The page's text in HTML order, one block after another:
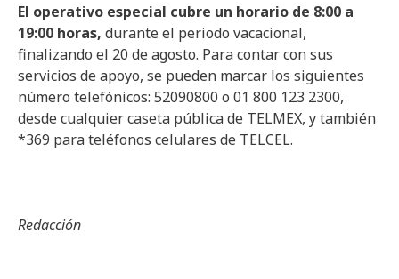
El operativo especial cubre un horario de 8:00 a
19:00 horas, durante el periodo vacacional,
finalizando el 20 de agosto. Para contar con sus
servicios de apoyo, se pueden marcar los siguientes
número telefónicos: 52090800 o 01 800 123 2300,
desde cualquier caseta pública de TELMEX, y también
*369 para teléfonos celulares de TELCEL.
Redacción